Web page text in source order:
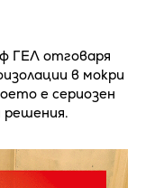
ГЕЛ отговаря
в мокри
е сериозен
решения.